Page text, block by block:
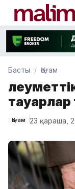
Басты Қоғам
тауарлар
Қоғам 23 қараша,